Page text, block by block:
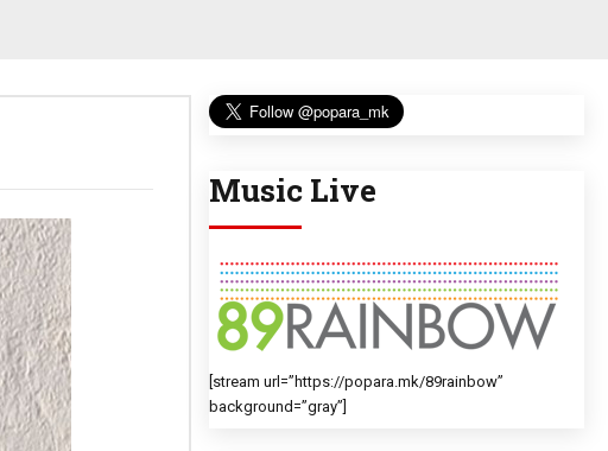
Music Live
[stream url=”https://popara.mk/89rainbow”
background=”gray”]